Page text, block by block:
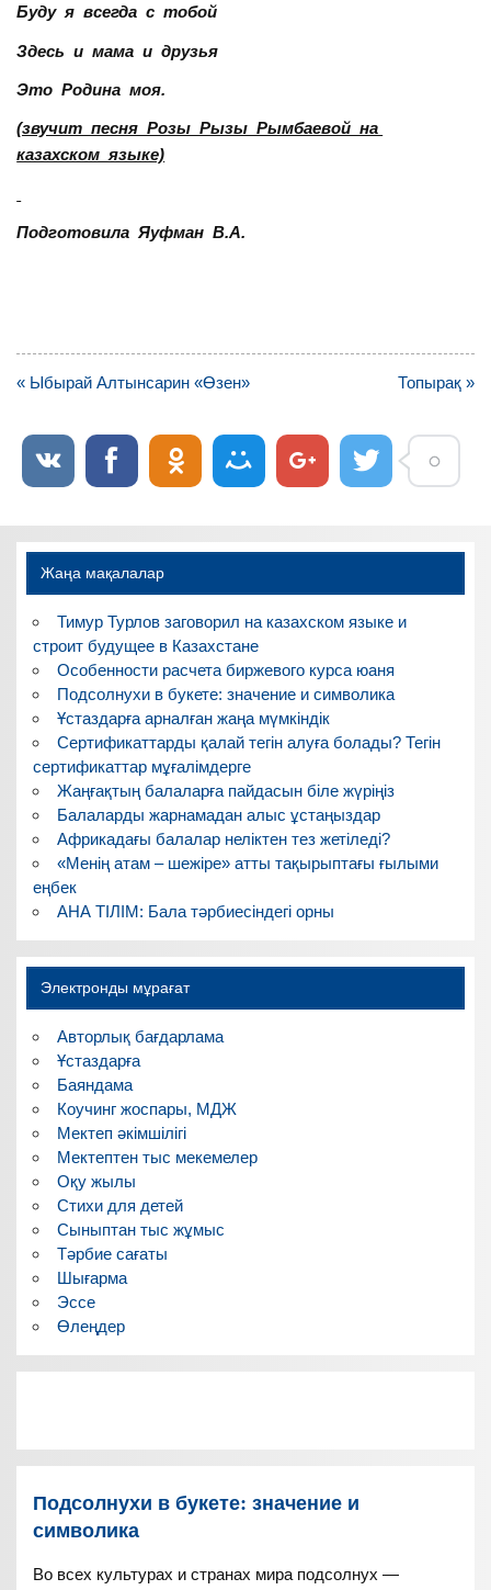
Буду я всегда с тобой
Здесь и мама и друзья
Это Родина моя.
(звучит песня Розы Рызы Рымбаевой на
казахском языке)
Подготовила Яуфман В.А.
Навигация
записям
« Ыбырай Алтынсарин «Өзен» Топырақ »
Жаңа мақалалар
Тимур Турлов заговорил на казахском языке и
строит будущее в Казахстане
Особенности расчета биржевого курса юаня
Подсолнухи в букете: значение и символика
Ұстаздарға арналған жаңа мүмкіндік
Сертификаттарды қалай тегін алуға болады? Тегін
сертификаттар мұғалімдерге
Жаңғақтың балаларға пайдасын біле жүріңіз
Балаларды жарнамадан алыс ұстаңыздар
Африкадағы балалар неліктен тез жетіледі?
«Менің атам – шежіре» атты тақырыптағы ғылыми
еңбек
АНА ТІЛІМ: Бала тәрбиесіндегі орны
Электронды мұрағат
Авторлық бағдарлама
Ұстаздарға
Баяндама
Коучинг жоспары, МДЖ
Мектеп әкімшілігі
Мектептен тыс мекемелер
Оқу жылы
Стихи для детей
Сыныптан тыс жұмыс
Тәрбие сағаты
Шығарма
Эссе
Өлеңдер
Подсолнухи в букете: значение и
символика
Во всех культурах и странах мира подсолнух —